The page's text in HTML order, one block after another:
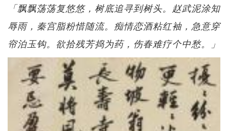
「飘飘荡荡复悠悠，树底追寻到树头。赵武泥涂知
辱雨，秦宫脂粉惜随流。痴情恋酒粘红袖，急意穿
帘泊玉钩。欲拾残芳捣为药，伤春难疗个中愁。」